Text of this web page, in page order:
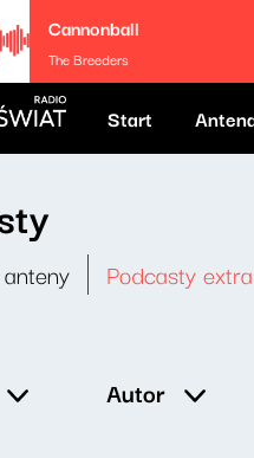
Cannonball
The Breeders
Start
Podcasty extra
Autor